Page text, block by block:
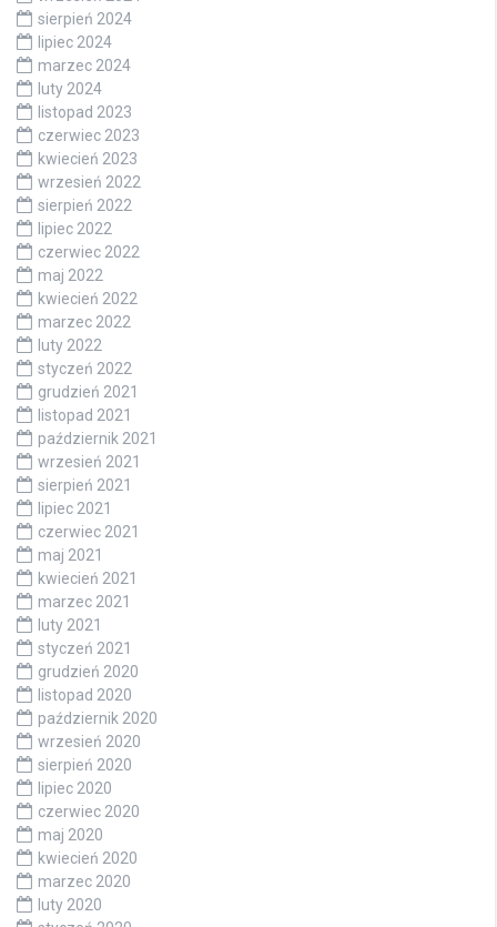
sierpień 2024
lipiec 2024
marzec 2024
luty 2024
listopad 2023
czerwiec 2023
kwiecień 2023
wrzesień 2022
sierpień 2022
lipiec 2022
czerwiec 2022
maj 2022
kwiecień 2022
marzec 2022
luty 2022
styczeń 2022
grudzień 2021
listopad 2021
październik 2021
wrzesień 2021
sierpień 2021
lipiec 2021
czerwiec 2021
maj 2021
kwiecień 2021
marzec 2021
luty 2021
styczeń 2021
grudzień 2020
listopad 2020
październik 2020
wrzesień 2020
sierpień 2020
lipiec 2020
czerwiec 2020
maj 2020
kwiecień 2020
marzec 2020
luty 2020